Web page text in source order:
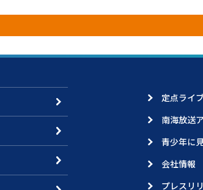
定点ライ
南海放送
青少年に
会社情報
プレスリ